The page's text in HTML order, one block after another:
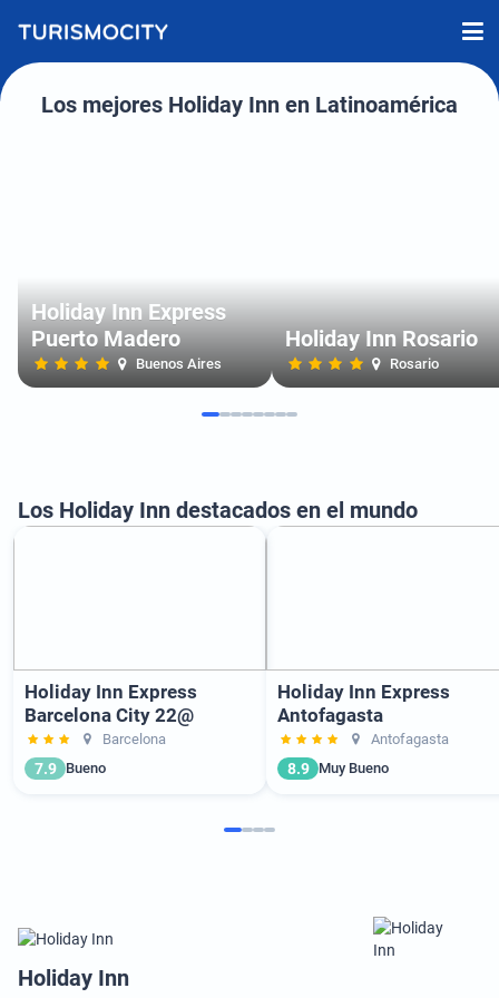
Los mejores Holiday Inn en Latinoamérica
Holiday Inn Express
Puerto Madero
Buenos Aires
Holiday Inn Rosario
Rosario
Los Holiday Inn destacados en el mundo
Holiday Inn Express
Barcelona City 22@
Barcelona
7.9 Bueno
Holiday Inn Express
Antofagasta
Antofagasta
8.9 Muy Bueno
Holiday Inn